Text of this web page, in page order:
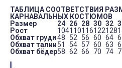
ТАБЛИЦА СООТВЕТСТВИЯ
КАРНАВАЛЬНЫХ КОСТЮМОВ
Размер
24 26 28 30 32
Рост
104110116122128
Обхват груди48 52 56 60 64
Обхват талии51 54 57 60 63
Обхват бёдер58 62 66 70 74